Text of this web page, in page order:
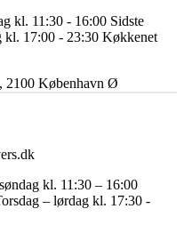
2100 København Ø
kl. 11:30 - 16:00 Sidste
kl. 17:00 - 23:30 Køkkenet
kl. 11:30 – 16:00
– lørdag kl. 17:30 -